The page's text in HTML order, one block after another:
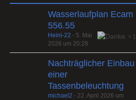
Wasserlaufplan Ecam
556.55
1
Heini-22 - 5. Mai
2026 um 20:28
Nachträglicher Einbau
einer
Tassenbeleuchtung
michael2 - 22. April 2026 um